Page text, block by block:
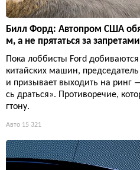
Билл Форд: Автопром США
м, а не прятаться за запретами
Пока лоббисты Ford
китайских машин,
и призывает выходить на ринг
сь драться». Противоречие,
гтону.
Авто 15 321